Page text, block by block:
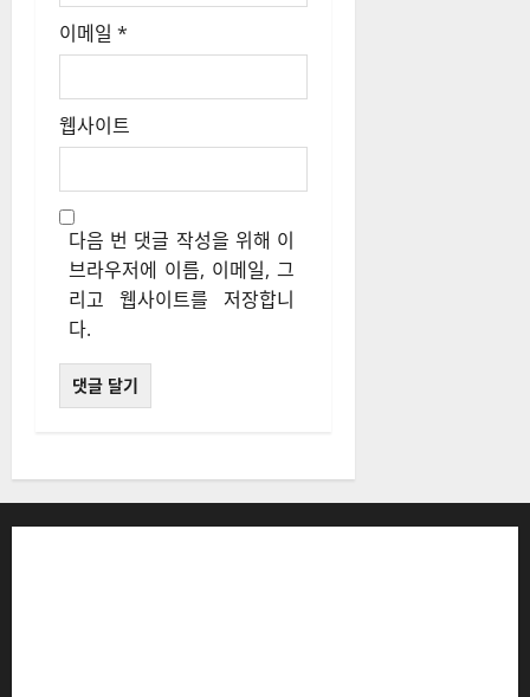
이메일 *
웹사이트
다음 번 댓글 작성을 위해 이
브라우저에 이름, 이메일, 그
리고 웹사이트를 저장합니
다.